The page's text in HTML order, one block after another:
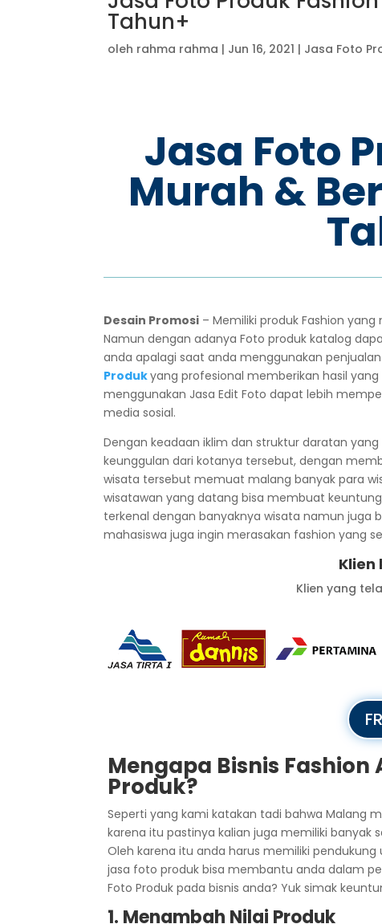
Tahun+
oleh rahma rahma | Jun 16, 2021 | Jasa Foto
Jasa Foto
Murah &
Desain Promosi – Memiliki produk Fashion
Namun dengan adanya Foto produk katalog
anda apalagi saat anda menggunakan
Produkyang profesional memberikan hasil
menggunakan Jasa Edit Foto dapat lebih
media sosial.
Dengan keadaan iklim dan struktur daratan
keunggulan dari kotanya tersebut, dengan
wisata tersebut memuat malang banyak para
wisatawan yang datang bisa membuat
terkenal dengan banyaknya wisata namun juga
mahasiswa juga ingin merasakan fashion yang
Klien
Klien yang
Mengapa Bisnis
Produk?
Seperti yang kami katakan tadi bahwa Malang
karena itu pastinya kalian juga memiliki banyak
Oleh karena itu anda harus memiliki
jasa foto produk bisa membantu anda dalam
Foto Produk pada bisnis anda? Yuk simak
1. Menambah Nilai Produk